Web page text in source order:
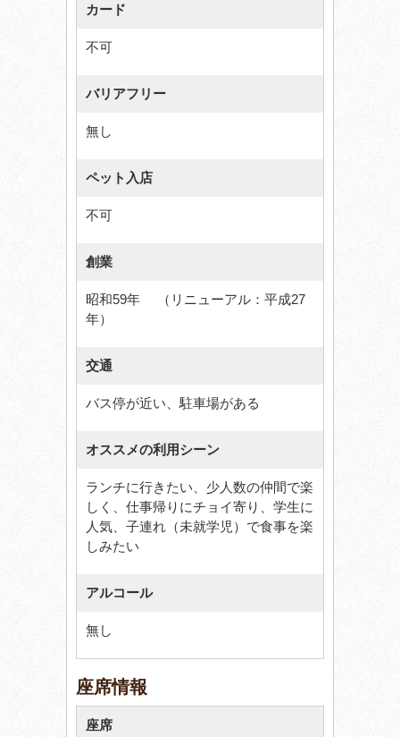
カード
不可
バリアフリー
無し
ペット入店
不可
創業
昭和59年 （リニューアル：平成27
年）
交通
バス停が近い、駐車場がある
オススメの利用シーン
ランチに行きたい、少人数の仲間で楽
しく、仕事帰りにチョイ寄り、学生に
人気、子連れ（未就学児）で食事を楽
しみたい
アルコール
無し
座席情報
座席